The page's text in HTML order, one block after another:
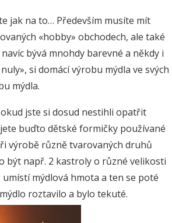
jak na to… Především musíte mít
«hobby» obchodech, ale také
bývá mnohdy barevné a někdy i
si domácí výrobu mýdla ve svých
mýdla.
jste si dosud nestihli opatřit
buďto dětské formičky používané
výrobě různě tvarovaných druhů
být např. 2 kastroly o různé velikosti
mýdlová hmota a ten se poté
roztavilo a bylo tekuté.